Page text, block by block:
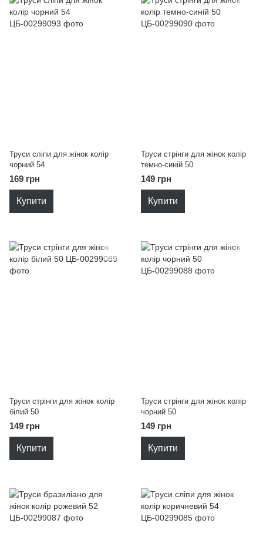
Труси сліпи для жінок колір
чорний 54
169 грн
Купити
Труси стрінги для жінок колір
темно-синій 50
149 грн
Купити
Труси стрінги для жінок колір
білий 50
149 грн
Купити
Труси стрінги для жінок колір
чорний 50
149 грн
Купити